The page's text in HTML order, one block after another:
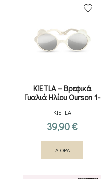
KiETLA – Βρεφικά
Γυαλιά Ηλίου Ourson 1-
KIETLA
39,90€
ΑΓΟΡΑ